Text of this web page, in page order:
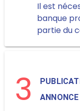
Il est
banque
partie du
3
ANNONCE